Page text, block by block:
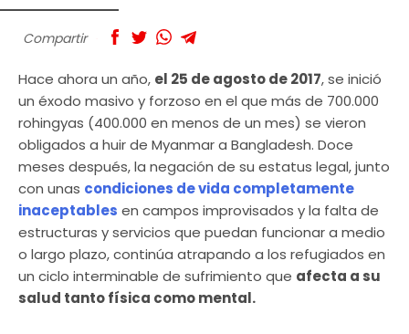
Compartir
Hace ahora un año, el 25 de agosto de 2017, se inició
un éxodo masivo y forzoso en el que más de 700.000
rohingyas (400.000 en menos de un mes) se vieron
obligados a huir de Myanmar a Bangladesh. Doce
meses después, la negación de su estatus legal, junto
con unas condiciones de vida completamente
inaceptables en campos improvisados y la falta de
estructuras y servicios que puedan funcionar a medio
o largo plazo, continúa atrapando a los refugiados en
un ciclo interminable de sufrimiento que afecta a su
salud tanto física como mental.